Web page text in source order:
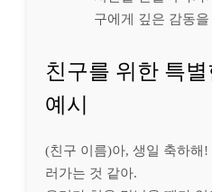
구에게 깊은 감동
친구를 위한 특별
예시
(친구 이름)아, 생일 축하해!
러가는 것 같아.